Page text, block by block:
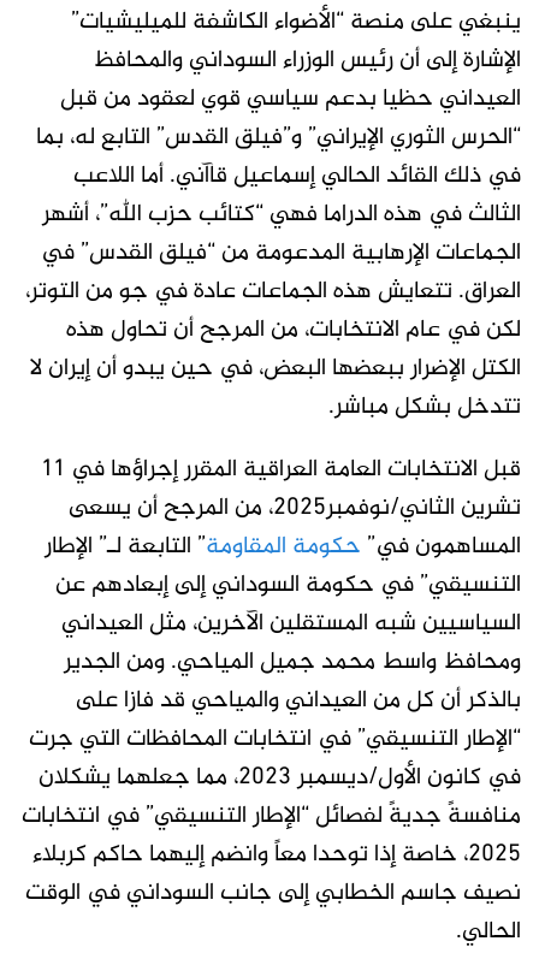
ينبغي على منصة “الأضواء الكاشفة للميليشيات”
الإشارة إلى أن رئيس الوزراء السوداني والمحافظ
العيداني حظيا بدعم سياسي قوي لعقود من قبل
“الحرس الثوري الإيراني” و”فيلق القدس” التابع له، بما
في ذلك القائد الحالي إسماعيل قاآني.أما اللاعب
الثالث في هذه الدراما فهي “كتائب حزب الله”، أشهر
الجماعات الإرهابية المدعومة من “فيلق القدس” في
العراق. تتعايش هذه الجماعات عادة في جو من التوتر،
لكن في عام الانتخابات، من المرجح أن تحاول هذه
الكتل الإضرار ببعضها البعض، في حين يبدو أن إيران لا
تتدخل بشكل مباشر.
قبل الانتخابات العامة العراقية المقرر إجراؤها في 11
تشرين الثاني/نوفمبر2025، من المرجح أن يسعى
المساهمون في” حكومة المقاومة” التابعة لـ” الإطار
التنسيقي” في حكومة السوداني إلى إبعادهم عن
السياسيين شبه المستقلين الآخرين، مثل العيداني
ومحافظ واسط محمد جميل المياحي. ومن الجدير
بالذكر أن كل من العيداني والمياحي قد فازا على
“الإطار التنسيقي” في انتخابات المحافظات التي جرت
في كانون الأول/ديسمبر 2023، مما جعلهما يشكلان
منافسةً جديةً لفصائل “الإطار التنسيقي” في انتخابات
2025، خاصة إذا توحدا معاً وانضم إليهما حاكم كربلاء
نصيف جاسم الخطابي إلى جانب السوداني في الوقت
الحالي.